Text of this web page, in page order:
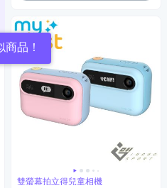
品！
雙螢幕拍立得兒童相機